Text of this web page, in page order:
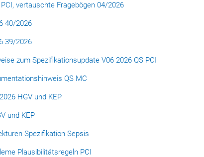
vertauschte Fragebögen 04/2026
40/2026
39/2026
zum Spezifikationsupdate V06 2026 QS PCI
QS MC
HGV und KEP
und KEP
Spezifikation Sepsis
Plausibilitätsregeln PCI